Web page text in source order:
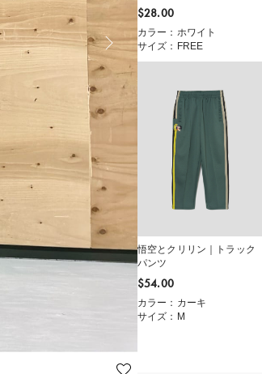
$‌28.00
カラー：ホワイト
サイズ：FREE
悟空とクリリン｜トラック
パンツ
$‌54.00
カラー：カーキ
サイズ：M